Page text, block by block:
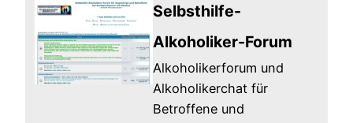
Selbsthilfe-
Alkoholiker-Forum
Alkoholikerforum und
Alkoholikerchat für
Betroffene und